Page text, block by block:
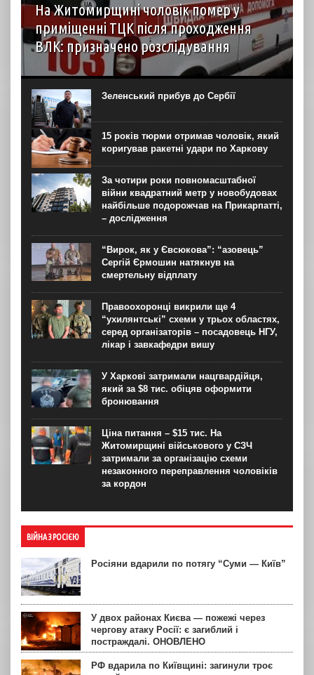
На Житомирщині чоловік помер у
приміщенні ТЦК після проходження
ВЛК: призначено розслідування
6 серпня до територіального центру комплектування на
Житомирщині доставили чоловіка, який фігурував як
порушник правил військового обліку. Під час
перебування у приміщенні він знепритомнів, а потім
помер. Про інцидент...
Зеленський прибув до Сербії
15 років тюрми отримав чоловік, який
коригував ракетні удари по Харкову
За чотири роки повномасштабної
війни квадратний метр у новобудовах
найбільше подорожчав на Прикарпатті,
– дослідження
“Вирок, як у Євсюкова”: “азовець”
Сергій Єрмошин натякнув на
смертельну відплату
Правоохоронці викрили ще 4
“ухилянтські” схеми у трьох областях,
серед організаторів – посадовець НГУ,
лікар і завкафедри вишу
У Харкові затримали нацгвардійця,
який за $8 тис. обіцяв оформити
бронювання
Ціна питання – $15 тис. На
Житомирщині військового у СЗЧ
затримали за організацію схеми
незаконного переправлення чоловіків
за кордон
ВІЙНА З РОСІЄЮ
Росіяни вдарили по потягу “Суми — Київ”
У двох районах Києва — пожежі через
чергову атаку Росії: є загиблий і
постраждалі. ОНОВЛЕНО
РФ вдарила по Київщині: загинули троє